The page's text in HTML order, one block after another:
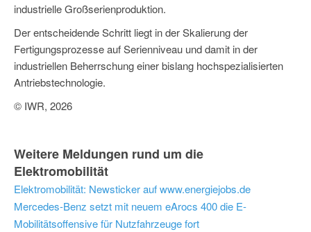
industrielle Großserienproduktion.
Der entscheidende Schritt liegt in der Skalierung der
Fertigungsprozesse auf Serienniveau und damit in der
industriellen Beherrschung einer bislang hochspezialisierten
Antriebstechnologie.
© IWR, 2026
Weitere Meldungen rund um die
Elektromobilität
Elektromobilität: Newsticker auf www.energiejobs.de
Mercedes-Benz setzt mit neuem eArocs 400 die E-
Mobilitätsoffensive für Nutzfahrzeuge fort